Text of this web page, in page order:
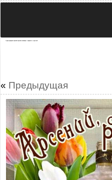
« Предыдущая